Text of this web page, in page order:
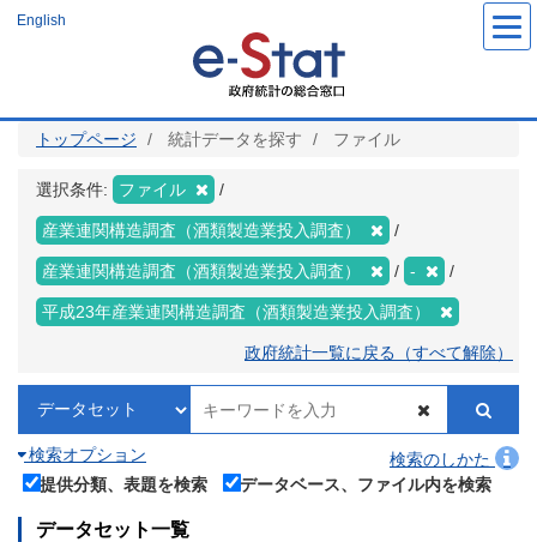
ツ
English
トップページ 統計データを探す ファイル
選択条件: ファイル
産業連関構造調査（酒類製造業投入調査）
産業連関構造調査（酒類製造業投入調査） -
平成23年産業連関構造調査（酒類製造業投入調査）
政府統計一覧に戻る（すべて解除）
検索オプション
検索のしかた
提供分類、表題を検索
データベース、ファイル内を検索
データセット一覧